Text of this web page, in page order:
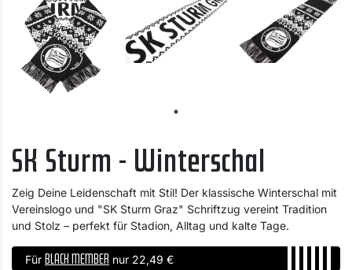
SK Sturm - Winterschal
Zeig Deine Leidenschaft mit Stil! Der klassische Winterschal mit
Vereinslogo und "SK Sturm Graz" Schriftzug vereint Tradition
und Stolz – perfekt für Stadion, Alltag und kalte Tage.
Für BLACK MEMBER nur 22,49 €